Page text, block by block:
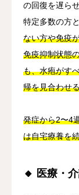
の回復を遅ら
特定多数の方
ない方や免疫
免疫抑制状態
も、水疱がす
帰を見合わせ
発症から2〜4
は自宅療養を
🔸 医療・